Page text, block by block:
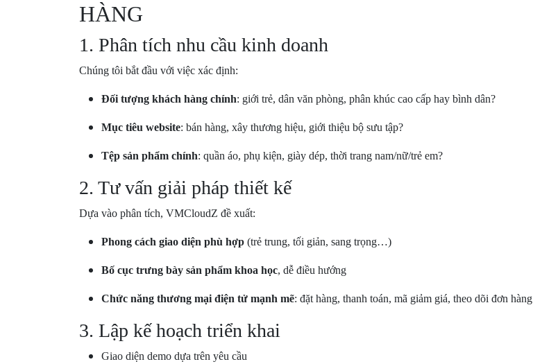
HÀNG
1. Phân tích nhu cầu kinh doanh
Chúng tôi bắt đầu với việc xác định:
Đối tượng khách hàng chính: giới trẻ, dân văn phòng, phân khúc cao cấp hay bình dân?
Mục tiêu website: bán hàng, xây thương hiệu, giới thiệu bộ sưu tập?
Tệp sản phẩm chính: quần áo, phụ kiện, giày dép, thời trang nam/nữ/trẻ em?
2. Tư vấn giải pháp thiết kế
Dựa vào phân tích, VMCloudZ đề xuất:
Phong cách giao diện phù hợp (trẻ trung, tối giản, sang trọng…)
Bố cục trưng bày sản phẩm khoa học, dễ điều hướng
Chức năng thương mại điện tử mạnh mẽ: đặt hàng, thanh toán, mã giảm giá, theo dõi đơn hàng
3. Lập kế hoạch triển khai
Giao diện demo dựa trên yêu cầu